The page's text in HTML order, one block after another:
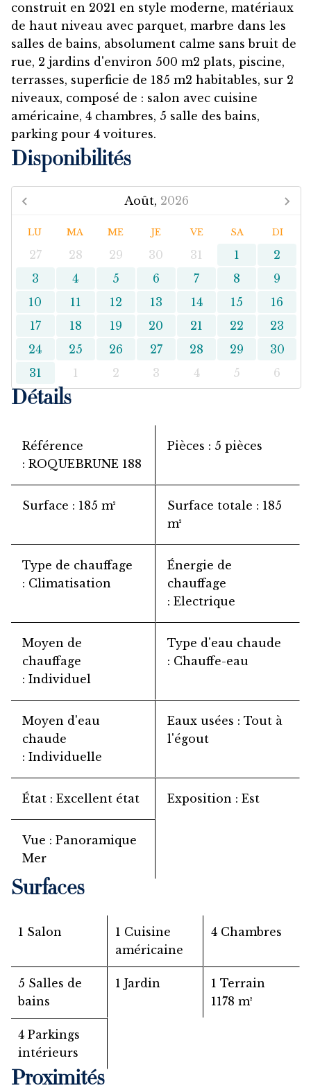
construit en 2021 en style moderne, matériaux
de haut niveau avec parquet, marbre dans les
salles de bains, absolument calme sans bruit de
rue, 2 jardins d'environ 500 m2 plats, piscine,
terrasses, superficie de 185 m2 habitables, sur 2
niveaux, composé de : salon avec cuisine
américaine, 4 chambres, 5 salle des bains,
parking pour 4 voitures.
Disponibilités
Août, 2026
LU MA ME JE VE SA DI
27 28 29 30 31 1
2
3
4 5 6 7 8
9
10
11 12 13 14 15
16
17
18 19 20 21 22
23
24
25 26 27 28 29
30
31
1 2 3 4 5 6
Détails
Référence
ROQUEBRUNE 188
Pièces 5 pièces
Surface 185 m² Surface totale
185
m²
Type de chauffage
Climatisation
Énergie de
chauffage
Electrique
Moyen de
chauffage
Individuel
Type d'eau chaude
Chauffe-eau
Moyen d'eau
chaude
Individuelle
Eaux usées
Tout à
l'égout
État Excellent état Exposition Est
Vue
Panoramique
Mer
Surfaces
1 Salon
1 Cuisine
américaine
4 Chambres
5 Salles de
bains
1 Jardin
1 Terrain
1178 m²
4 Parkings
intérieurs
Proximités